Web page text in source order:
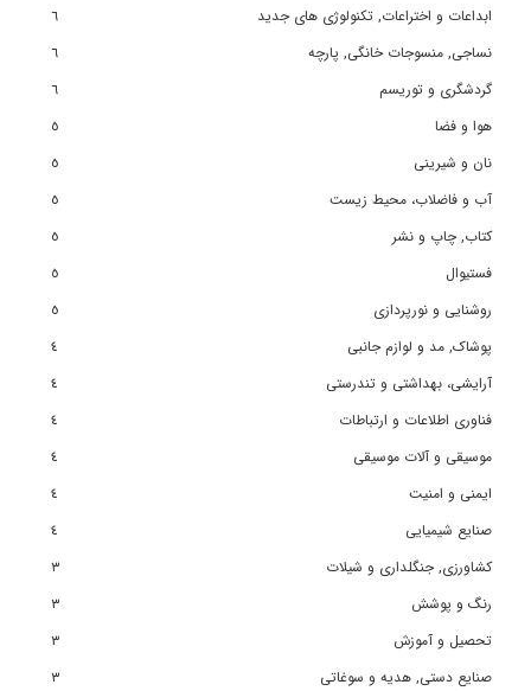
ابداعات و اختراعات, تکنولوژی های جدید
٦
نساجی, منسوجات خانگی, پارچه
٦
گردشگری و توریسم
٦
هوا و فضا
٥
نان و شیرینی
٥
آب و فاضلاب، محیط زیست
٥
کتاب, چاپ و نشر
٥
فستیوال
٥
روشنایی و نورپردازی
٥
پوشاک, مد و لوازم جانبی
٤
آرایشی، بهداشتی و تندرستی
٤
فناوری اطلاعات و ارتباطات
٤
موسیقی و آلات موسیقی
٤
ایمنی و امنیت
٤
صنایع شیمیایی
٤
کشاورزی, جنگلداری و شیلات
٣
رنگ و پوشش
٣
تحصیل و آموزش
٣
صنایع دستی, هدیه و سوغاتی
٣